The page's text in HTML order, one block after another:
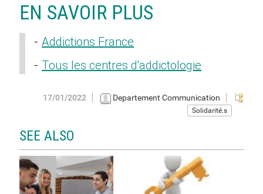
EN SAVOIR PLUS
Addictions France
Tous les centres d'addictologie
17/01/2022 Departement Communication
Solidarité.s
SEE ALSO